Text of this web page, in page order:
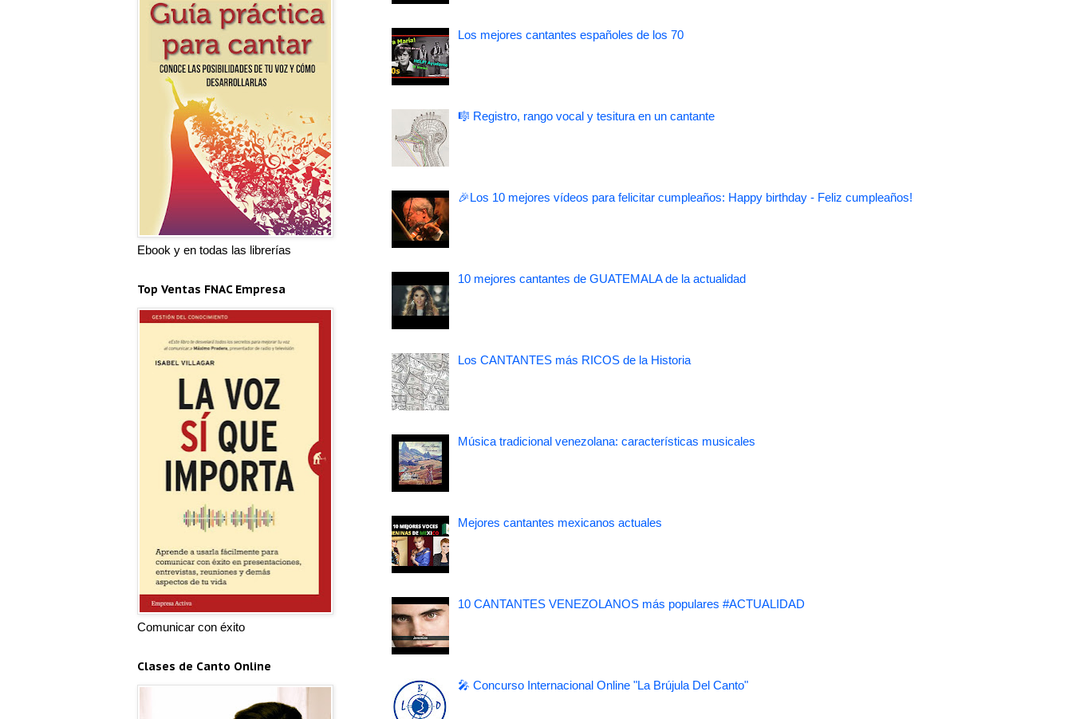
Los mejores cantantes españoles de los 70
🎼 Registro, rango vocal y tesitura en un cantante
🎉Los 10 mejores vídeos para felicitar cumpleaños: Happy birthday - Feliz cumpleaños!
10 mejores cantantes de GUATEMALA de la actualidad
Los CANTANTES más RICOS de la Historia
Música tradicional venezolana: características musicales
Mejores cantantes mexicanos actuales
10 CANTANTES VENEZOLANOS más populares #ACTUALIDAD
🎤 Concurso Internacional Online "La Brújula Del Canto"
Ebook y en todas las librerías
Top Ventas FNAC Empresa
Comunicar con éxito
Clases de Canto Online